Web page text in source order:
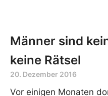
Männer sind
keine Rätsel
20. Dezember 2016
Vor einigen Monaten